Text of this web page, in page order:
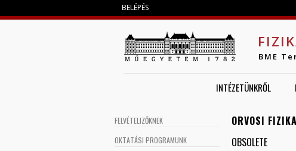
BELÉPÉS
BME
INTÉZETÜNKRŐL
ORVOSI FIZIKA
OBSOLETE
FELVÉTELIZŐKNEK
OKTATÁSI PROGRAMUNK